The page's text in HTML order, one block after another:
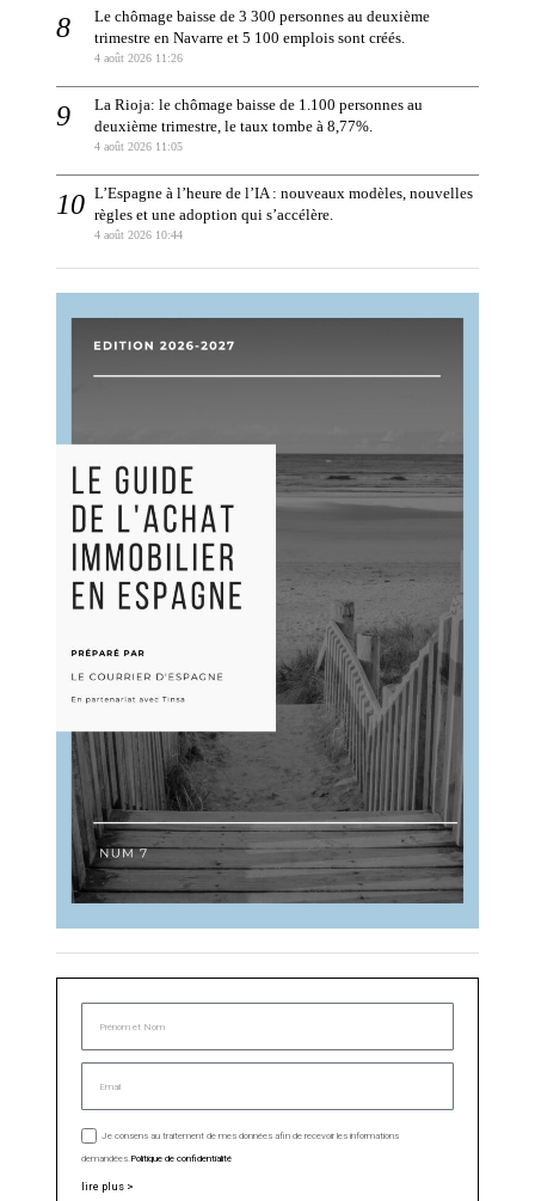
Le chômage baisse de 3 300 personnes au deuxième
trimestre en Navarre et 5 100 emplois sont créés.
4 août 2026 11:26
La Rioja: le chômage baisse de 1.100 personnes au
deuxième trimestre, le taux tombe à 8,77%.
4 août 2026 11:05
L’Espagne à l’heure de l’IA : nouveaux modèles, nouvelles
règles et une adoption qui s’accélère.
4 août 2026 10:44
Je consens au traitement de mes données afin de recevoir les informations
demandées.Politique de confidentialité
lire plus >